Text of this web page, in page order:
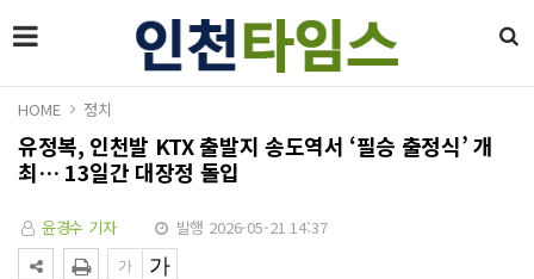
HOME 정치
유정복, 인천발 KTX 출발지 송도역서 ‘필승 출정식’ 개
최… 13일간 대장정 돌입
윤경수 기자 발행 2026-05-21 14:37